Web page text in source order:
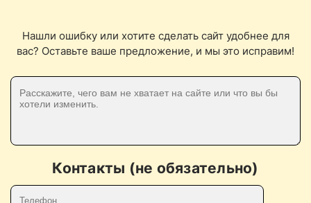
Нашли ошибку или хотите сделать сайт удобнее для
вас? Оставьте ваше предложение, и мы это исправим!
Контакты (не обязательно)